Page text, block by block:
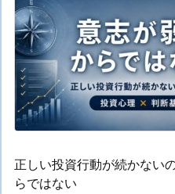
正しい投資行動が続かない
らではない